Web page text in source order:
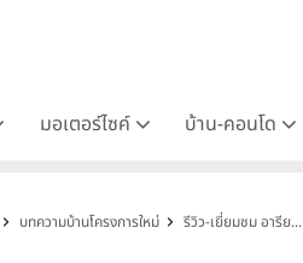
มอเตอร์ไซค์ บ้าน-คอนโด
บทความบ้านโครงการใหม่ รีวิว-เยี่ยมชม อารีย...